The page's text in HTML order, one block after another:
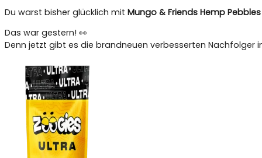
Du warst bisher glücklich mit Mungo & Friends Hemp Pebbles
Das war gestern! 👀
Denn jetzt gibt es die brandneuen verbesserten Nachfolger